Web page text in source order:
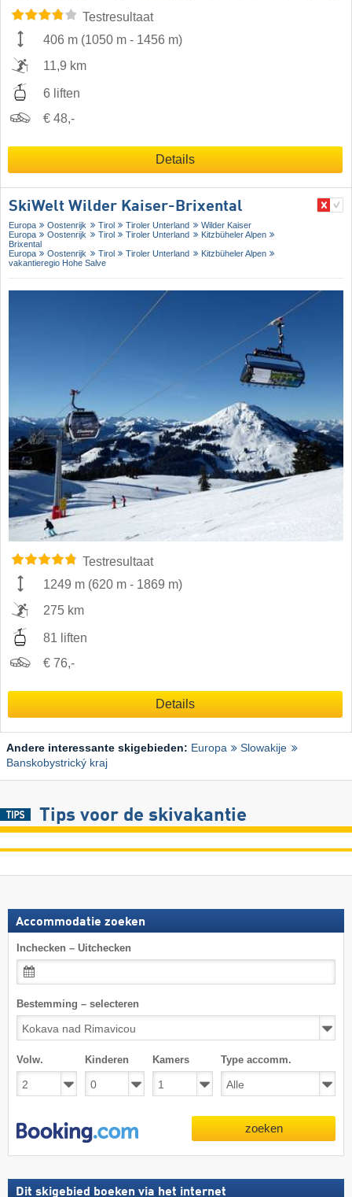
Testresultaat
406 m (1050 m - 1456 m)
11,9 km
6 liften
€ 48,-
Details
SkiWelt Wilder Kaiser-Brixental
Europa Oostenrijk Tirol Tiroler Unterland
Wilder Kaiser
Europa
Oostenrijk Tirol Tiroler Unterland
Kitzbüheler Alpen
Brixental
Europa
Oostenrijk Tirol Tiroler Unterland
Kitzbüheler Alpen
vakantieregio Hohe Salve
Testresultaat
1249 m (620 m - 1869 m)
275 km
81 liften
€ 76,-
Details
Andere interessante skigebieden: Europa
Slowakije
Banskobystrický kraj
Tips voor de skivakantie
Accommodatie zoeken
Inchecken – Uitchecken
Bestemming – selecteren
Volw. Kinderen Kamers Type accomm.
zoeken
Dit skigebied boeken via het internet